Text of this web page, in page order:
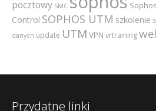
pocztowy SMC
Control SOPHOS UTM szkolenie
danych update UTM VPN vrtraining
Przydatne linki